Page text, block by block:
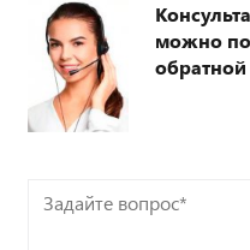
можно
Задайте